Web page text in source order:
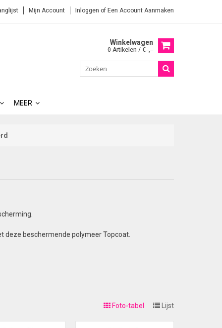
Mijn Account Inloggen of Een Account Aanmaken
Winkelwagen
0 Artikelen / €--,--
MEER
deze beschermende polymeer Topcoat.
Foto-tabel Lijst